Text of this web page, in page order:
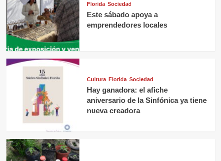
Florida Sociedad
Este sábado apoya a
emprendedores locales
Cultura Florida Sociedad
Hay ganadora: el afiche
aniversario de la Sinfónica ya tiene
nueva creadora